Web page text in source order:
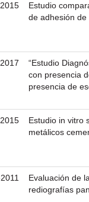
2015
Estudio
de adhesión
2017
“Estudio
con presencia
presencia de
2015
Estudio in vitro
metálicos
Evaluación de
rediografías